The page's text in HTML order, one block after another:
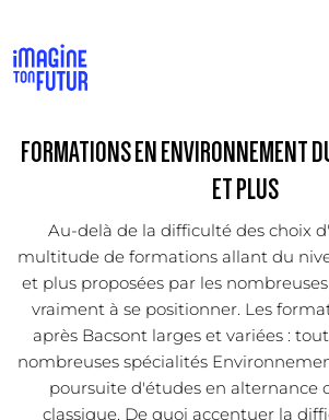
FORMATIONS EN ENVIRONNEMENT
ET PLUS
Au-delà de la difficulté des choix
multitude de formations allant du
et plus proposées par les
vraiment à se positionner. Les
après Bacsont larges et variées :
nombreuses spécialités
poursuite d'études en alternance
classique. De quoi accentuer la